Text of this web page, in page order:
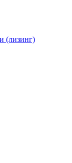
(лизинг)